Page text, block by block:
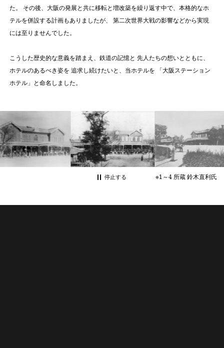
た。
その後、⼤阪の発展と共に移転と増改築を繰り返す中で、本格的なホ
テルを併設する計画もありましたが、 第⼆次世界⼤戦の影響などから実現
には⾄りませんでした。
こうした歴史的な意義を踏まえ、鉄道の記憶と 先人たちの想いとともに、
ホテルのあるべき姿を 追求し続けたいと、当ホテルを 「大阪ステーション
ホテル」と命名しました。
※1～4 所蔵 鈴木直利氏
停止する